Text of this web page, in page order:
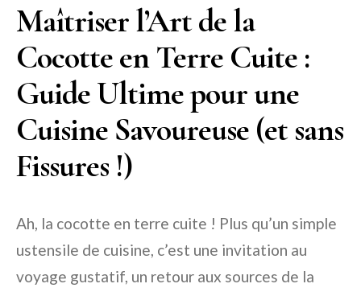
Maîtriser l’Art de la
Cocotte en Terre Cuite :
Guide Ultime pour une
Cuisine Savoureuse (et sans
Fissures !)
Ah, la cocotte en terre cuite ! Plus qu’un simple
ustensile de cuisine, c’est une invitation au
voyage gustatif, un retour aux sources de la